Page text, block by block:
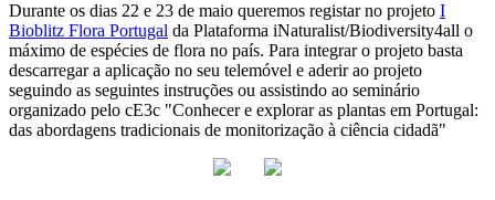
Durante os dias 22 e 23 de maio queremos registar no projeto I
Bioblitz Flora Portugal da Plataforma iNaturalist/Biodiversity4all o
máximo de espécies de flora no país. Para integrar o projeto basta
descarregar a aplicação no seu telemóvel e aderir ao projeto
seguindo as seguintes instruções ou assistindo ao seminário
organizado pelo cE3c "Conhecer e explorar as plantas em Portugal:
das abordagens tradicionais de monitorização à ciência cidadã"